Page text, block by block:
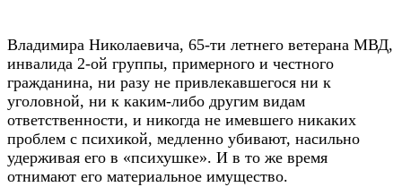
Владимира Николаевича, 65-ти летнего ветерана МВД,
инвалида 2-ой группы, примерного и честного
гражданина, ни разу не привлекавшегося ни к
уголовной, ни к каким-либо другим видам
ответственности, и никогда не имевшего никаких
проблем с психикой, медленно убивают, насильно
удерживая его в «психушке». И в то же время
отнимают его материальное имущество.